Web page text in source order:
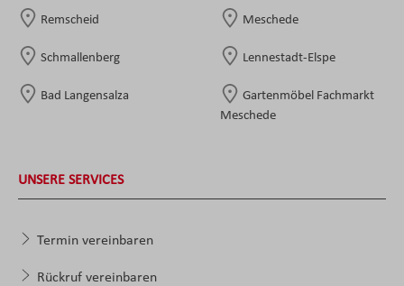
Remscheid Meschede
Schmallenberg Lennestadt-Elspe
Bad Langensalza
Gartenmöbel Fachmarkt
Meschede
UNSERE SERVICES
Termin vereinbaren
Rückruf vereinbaren